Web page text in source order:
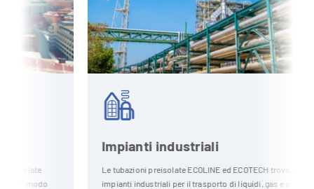
Impianti industriali
Le tubazioni preisolate ECOLINE ed ECOTECH trovano impiego in
impianti industriali per il trasporto di liquidi, gas e sostanze